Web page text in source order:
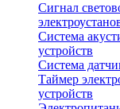
Сигнал
Система
устройств
Система
Таймер
устройств